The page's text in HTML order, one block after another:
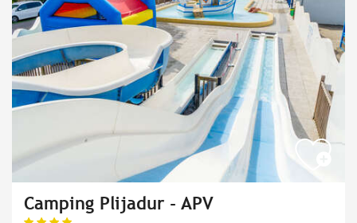
Camping Plijadur - APV